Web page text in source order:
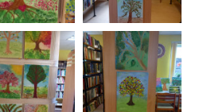
bibliotēkā. 08.05.2024.
pļavā - feja citudien"
bibliotēku. 18.04.2024.
spēka koks". 17.04.2024.